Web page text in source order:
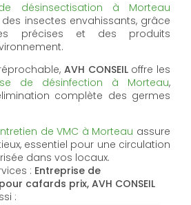
désinsectisation à Morteau
insectes envahissants, grâce
précises et des produits
AVH CONSEILoffre les
de désinfection à Morteau,
complète des germes
de VMC à Morteau assure
essentiel pour une circulation
dans vos locaux.
: Entreprise de
cafards prix, AVH CONSEIL
: